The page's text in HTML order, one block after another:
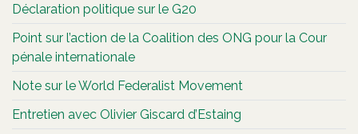
Déclaration politique sur le G20
Point sur l’action de la Coalition des ONG pour la Cour
pénale internationale
Note sur le World Federalist Movement
Entretien avec Olivier Giscard d’Estaing